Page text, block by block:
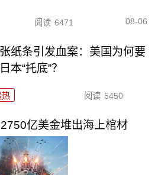
阅读 6471 08-06
纸条引发血案：美国为何要
本“托底”？
热 阅读 5450
亿美金堆出海上棺材